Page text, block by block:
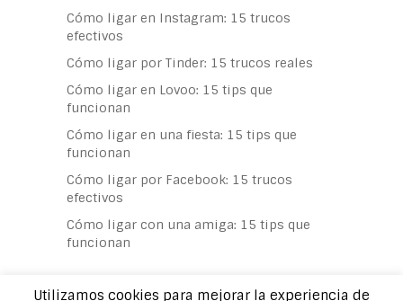
Cómo ligar en Instagram: 15 trucos
efectivos
Cómo ligar por Tinder: 15 trucos reales
Cómo ligar en Lovoo: 15 tips que
funcionan
Cómo ligar en una fiesta: 15 tips que
funcionan
Cómo ligar por Facebook: 15 trucos
efectivos
Cómo ligar con una amiga: 15 tips que
funcionan
Utilizamos cookies para mejorar la experiencia de